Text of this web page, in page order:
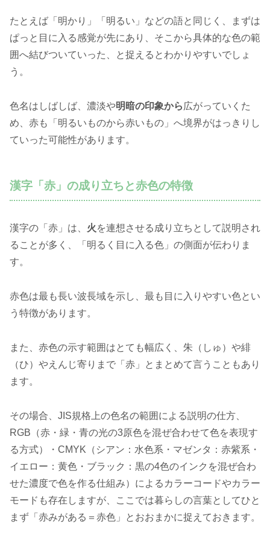
たとえば「明かり」「明るい」などの語と同じく、まずは
ぱっと目に入る感覚が先にあり、そこから具体的な色の範
囲へ結びついていった、と捉えるとわかりやすいでしょ
う。
色名はしばしば、濃淡や明暗の印象から 広がっていくた
め、赤も「明るいものから赤いもの」へ境界がはっきりし
ていった可能性があります。
漢字「赤」の成り立ちと赤色の特徴
漢字の「赤」は、 火を連想させる成り立ちとして説明され
ることが多く、「明るく目に入る色」の側面が伝わりま
す。
赤色は最も長い波長域を示し、最も目に入りやすい色とい
う特徴があります。
また、赤色の示す範囲はとても幅広く、朱（しゅ）や緋
（ひ）やえんじ寄りまで「赤」とまとめて言うこともあり
ます。
その場合、JIS規格上の色名の範囲による説明の仕方、
RGB（赤・緑・青の光の3原色を混ぜ合わせて色を表現す
る方式）・CMYK（シアン：水色系・マゼンタ：赤紫系・
イエロー ：黄色・ ブラック ：黒の4色のインクを混ぜ合わ
せた濃度で色を作る仕組み）による カラーコードやカラー
モードも存在しますが、ここでは暮らしの言葉としてひと
まず「赤みがある＝赤色」とおおまかに捉えておきます。